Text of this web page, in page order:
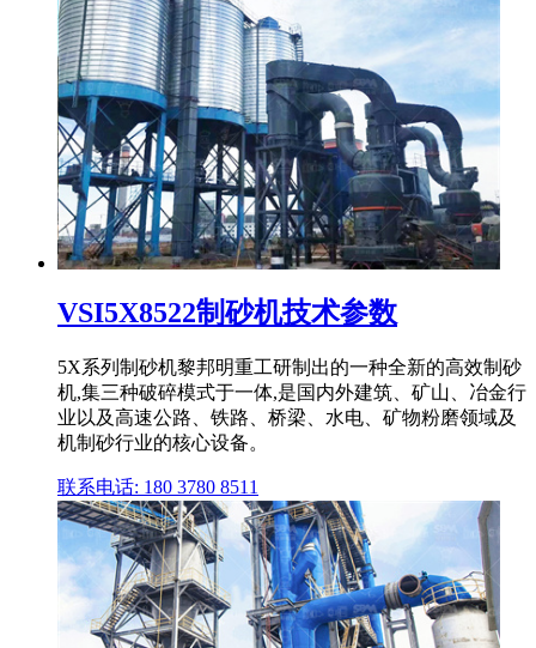
VSI5X8522制砂机技术参数
5X系列制砂机黎邦明重工研制出的一种全新的高效制砂
机,集三种破碎模式于一体,是国内外建筑、矿山、冶金行
业以及高速公路、铁路、桥梁、水电、矿物粉磨领域及
机制砂行业的核心设备。
联系电话: 180 3780 8511